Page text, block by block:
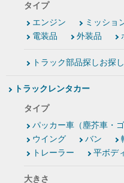
タイプ
エンジン
ミッショ
電装品
外装品
トラック部品探しお探
トラックレンタカー
タイプ
パッカー車（塵芥車・ゴ
ウイング
バン
トレーラー
平ボデ
大きさ